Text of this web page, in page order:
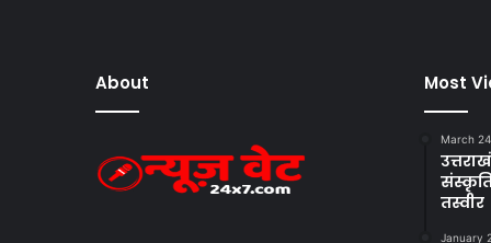
About Most
March
तस्वीर
January